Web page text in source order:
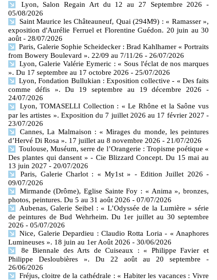
Lyon, Salon Regain Art du 12 au 27 Septembre 2026
-
05/08/2026
Saint Maurice les Châteauneuf, Quai (294M9) : « Ramasser »,
exposition d'Aurélie Ferruel et Florentine Guédon. 20 juin au 30
août - 28/07/2026
Paris, Galerie Sophie Scheidecker : Brad Kahlhamer « Portraits
from Bowery Boulevard ». 22/09 au 7/11/26 - 26/07/2026
Lyon, Galerie Valérie Eymeric : « Sous l'éclat de nos marques
». Du 17 septembre au 17 octobre 2026 - 25/07/2026
Lyon, Fondation Bullukian : Exposition collective - « Des faits
comme défis ». Du 19 septembre au 19 décembre 2026
-
24/07/2026
Lyon, TOMASELLI Collection : « Le Rhône et la Saône vus
par les artistes ». Exposition du 7 juillet 2026 au 17 février 2027 -
23/07/2026
Cannes, La Malmaison : « Mirages du monde, les peintures
d’Hervé Di Rosa ». 17 juillet au 8 novembre 2026 - 21/07/2026
Toulouse, Muséum, serre de l’Orangerie : Tropisme poétique «
Des plantes qui dansent » - Cie Blizzard Concept. Du 15 mai au
13 juin 2027 - 20/07/2026
Paris, Galerie Charlot : « My1st » - Edition Juillet 2026 -
09/07/2026
Mirmande (Drôme), Eglise Sainte Foy : « Anima », bronzes,
photos, peintures. Du 5 au 31 août 2026 - 07/07/2026
Aubenas, Galerie Seibel : « L’Odyssée de la Lumière » série
de peintures de Bud Wehrheim. Du 1er juillet au 30 septembre
2026 - 05/07/2026
Nice, Galerie Depardieu : Claudio Rotta Loria - « Anaphores
Lumineuses ». 18 juin au 1er Août 2026 - 30/06/2026
8e Biennale des Arts de Cuiseaux : « Philippe Favier et
Philippe Desloubières ». Du 22 août au 20 septembre
-
26/06/2026
Fréjus, cloitre de la cathédrale : « Habiter les vacances : Vivre